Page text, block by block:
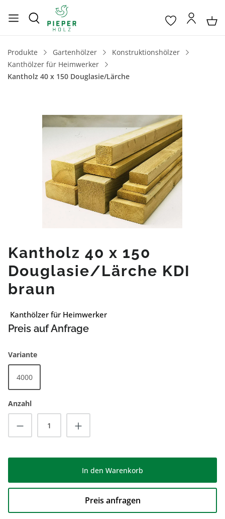
Produkte Gartenhölzer
Konstruktionshölzer
Kanthölzer für Heimwerker
Kantholz 40 x 150 Douglasie/Lärche
Bildergalerie überspringen
Kantholz 40 x 150
Douglasie/Lärche KDI
braun
Kanthölzer für Heimwerker
Preis auf Anfrage
Varianteauswählen
4000
Anzahl
Produkt Anzahl: Gib den gewünschten
In den Warenkorb
Preis anfragen